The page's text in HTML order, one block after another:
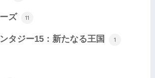
ズ 11
タジー15：新たなる王国 1